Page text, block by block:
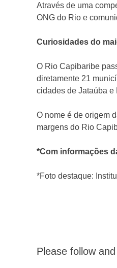
Através de uma
ONG do Rio e
Curiosidades do
O Rio Capibaribe
diretamente 21
cidades de Jataúba e
O nome é de origem
margens do Rio
*Com informações
*Foto destaque:
Please follow